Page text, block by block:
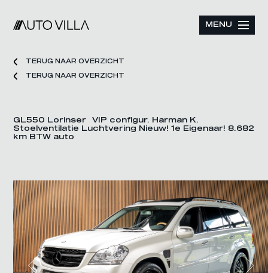
MENU
TERUG NAAR OVERZICHT
TERUG NAAR OVERZICHT
GL550 Lorinser VIP configur. Harman K.
Stoelventilatie Luchtvering Nieuw! 1e Eigenaar! 8.682
km BTW auto